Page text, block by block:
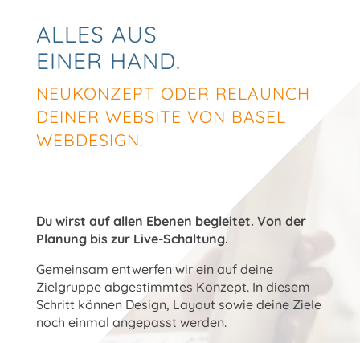
ALLES AUS
EINER HAND.
NEUKONZEPT ODER RELAUNCH
DEINER WEBSITE VON BASEL
WEBDESIGN.
Du wirst auf allen Ebenen begleitet. Von der
Planung bis zur Live-Schaltung.
Gemeinsam entwerfen wir ein auf deine
Zielgruppe abgestimmtes Konzept. In diesem
Schritt können Design, Layout sowie deine Ziele
noch einmal angepasst werden.